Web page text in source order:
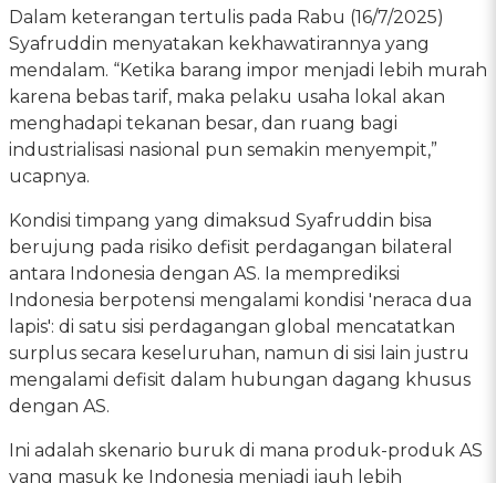
Dalam keterangan tertulis pada Rabu (16/7/2025)
Syafruddin menyatakan kekhawatirannya yang
mendalam. “Ketika barang impor menjadi lebih murah
karena bebas tarif, maka pelaku usaha lokal akan
menghadapi tekanan besar, dan ruang bagi
industrialisasi nasional pun semakin menyempit,”
ucapnya.
Kondisi timpang yang dimaksud Syafruddin bisa
berujung pada risiko defisit perdagangan bilateral
antara Indonesia dengan AS. Ia memprediksi
Indonesia berpotensi mengalami kondisi 'neraca dua
lapis': di satu sisi perdagangan global mencatatkan
surplus secara keseluruhan, namun di sisi lain justru
mengalami defisit dalam hubungan dagang khusus
dengan AS.
Ini adalah skenario buruk di mana produk-produk AS
yang masuk ke Indonesia menjadi jauh lebih